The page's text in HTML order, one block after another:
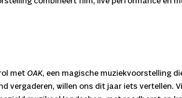
met OAK, een magische muziekvoorstelling
vergaderen, willen ons dit jaar iets vertellen.